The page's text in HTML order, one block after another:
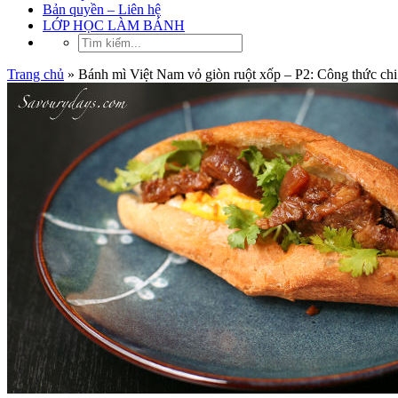
Bản quyền – Liên hệ
LỚP HỌC LÀM BÁNH
Trang chủ » Bánh mì Việt Nam vỏ giòn ruột xốp – P2: Công thức